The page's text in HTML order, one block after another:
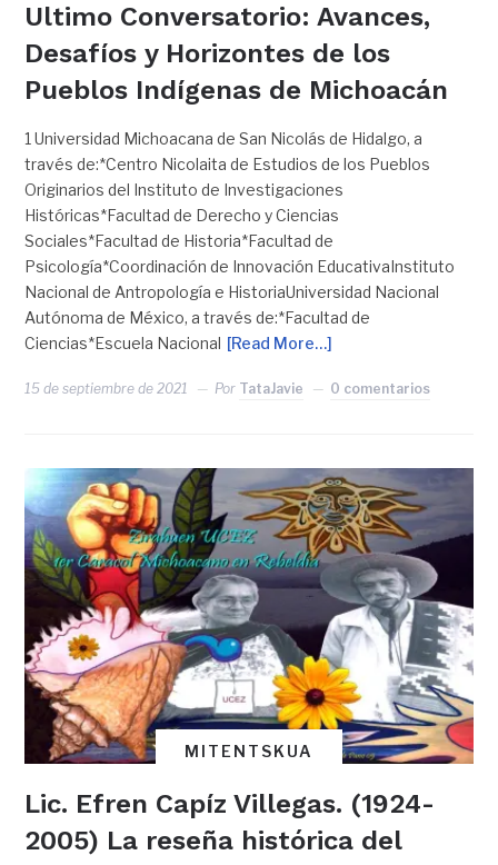
Ultimo Conversatorio: Avances,
Desafíos y Horizontes de los
Pueblos Indígenas de Michoacán
1 Universidad Michoacana de San Nicolás de Hidalgo, a
través de:*Centro Nicolaita de Estudios de los Pueblos
Originarios del Instituto de Investigaciones
Históricas*Facultad de Derecho y Ciencias
Sociales*Facultad de Historia*Facultad de
Psicología*Coordinación de Innovación EducativaInstituto
Nacional de Antropología e HistoriaUniversidad Nacional
Autónoma de México, a través de:*Facultad de
Ciencias*Escuela Nacional [Read More…]
15 de septiembre de 2021 Por TataJavie 0 comentarios
MITENTSKUA
Lic. Efren Capíz Villegas. (1924-
2005) La reseña histórica del